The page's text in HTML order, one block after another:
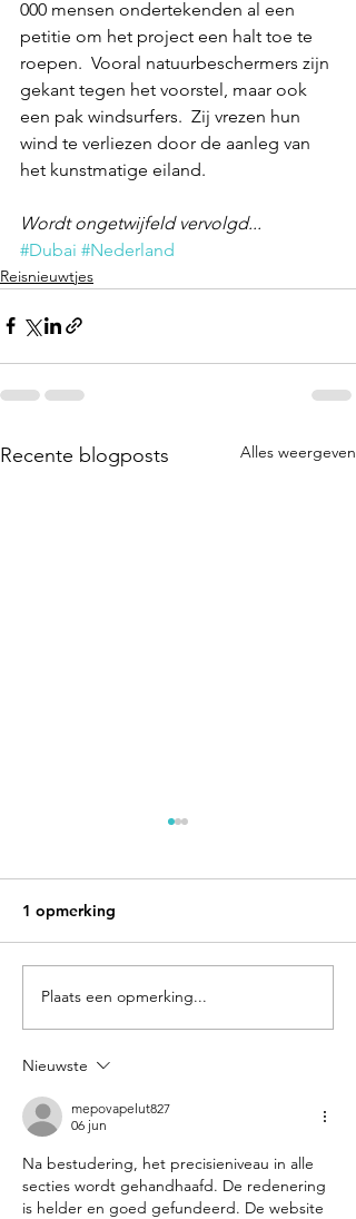
000 mensen ondertekenden al een
petitie om het project een halt toe te
roepen.  Vooral natuurbeschermers zijn
gekant tegen het voorstel, maar ook
een pak windsurfers.  Zij vrezen hun
wind te verliezen door de aanleg van
het kunstmatige eiland.
Wordt ongetwijfeld vervolgd...
#Dubai #Nederland
Reisnieuwtjes
Recente blogposts Alles weergeven
VIP Selection:
zomerlancering 2020
1 opmerking
Plaats een opmerking...
Nieuwste
mepovapelut827
06 jun
Na bestudering, het precisieniveau in alle
secties wordt gehandhaafd. De redenering
is helder en goed gefundeerd. De website